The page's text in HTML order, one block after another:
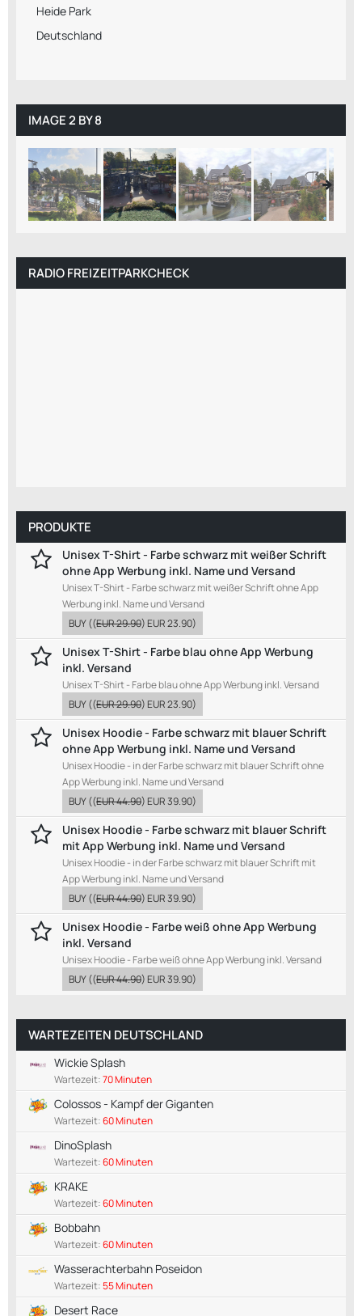
Heide Park
Deutschland
IMAGE 2 BY 8
RADIO FREIZEITPARKCHECK
PRODUKTE
Unisex T-Shirt - Farbe schwarz mit weißer Schrift
ohne App Werbung inkl. Name und Versand
Unisex T-Shirt - Farbe schwarz mit weißer Schrift ohne App
Werbung inkl. Name und Versand
BUY((EUR 29.90)EUR 23.90)
Unisex T-Shirt - Farbe blau ohne App Werbung
inkl. Versand
Unisex T-Shirt - Farbe blau ohne App Werbung inkl. Versand
BUY((EUR 29.90)EUR 23.90)
Unisex Hoodie - Farbe schwarz mit blauer Schrift
ohne App Werbung inkl. Name und Versand
Unisex Hoodie - in der Farbe schwarz mit blauer Schrift ohne
App Werbung inkl. Name und Versand
BUY((EUR 44.90)EUR 39.90)
Unisex Hoodie - Farbe schwarz mit blauer Schrift
mit App Werbung inkl. Name und Versand
Unisex Hoodie - in der Farbe schwarz mit blauer Schrift mit
App Werbung inkl. Name und Versand
BUY((EUR 44.90)EUR 39.90)
Unisex Hoodie - Farbe weiß ohne App Werbung
inkl. Versand
Unisex Hoodie - Farbe weiß ohne App Werbung inkl. Versand
BUY((EUR 44.90)EUR 39.90)
WARTEZEITEN DEUTSCHLAND
Wickie Splash
Wartezeit:70 Minuten
Colossos - Kampf der Giganten
Wartezeit:60 Minuten
DinoSplash
Wartezeit:60 Minuten
KRAKE
Wartezeit:60 Minuten
Bobbahn
Wartezeit:60 Minuten
Wasserachterbahn Poseidon
Wartezeit:55 Minuten
Desert Race